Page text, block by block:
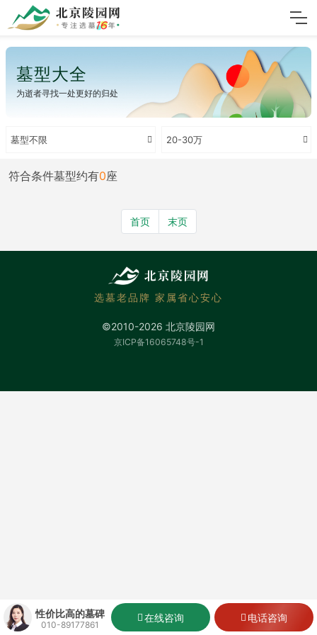
墓型大全
为逝者寻找一处更好的归处
墓型不限 20-30万
符合条件墓型约有0座
首页 末页
性价比高的墓碑
010-89177861
在线咨询 电话咨询
选墓老品牌 家属省心安心
©2010-2026 北京陵园网
京ICP备16065748号-1